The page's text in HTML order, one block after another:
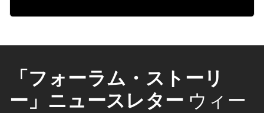
「フォーラム・ストーリ
ー」ニュースレター ウィー